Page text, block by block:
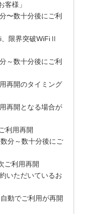
客様」
〜数十分後にご利
、限界突破WiFiⅡ
～数十分後にご利
再開のタイミング
再開となる場合が
利用再開
分～数十分後にご
ご利用再開
いただいているお
動でご利用が再開